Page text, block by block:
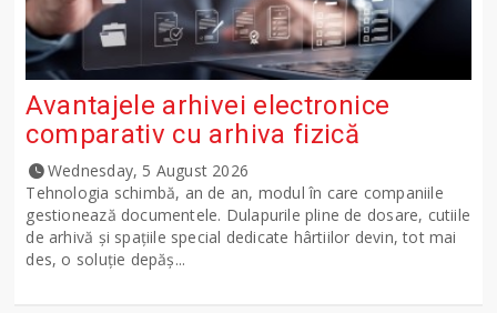
Avantajele arhivei electronice
comparativ cu arhiva fizică
Wednesday, 5 August 2026
Tehnologia schimbă, an de an, modul în care companiile
gestionează documentele. Dulapurile pline de dosare, cutiile
de arhivă și spațiile special dedicate hârtiilor devin, tot mai
des, o soluție depăș...